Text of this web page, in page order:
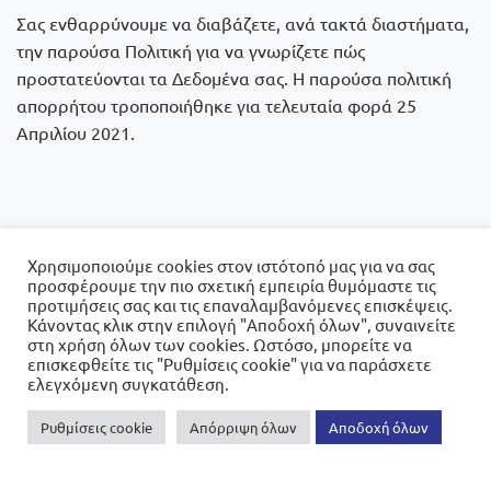
Σας ενθαρρύνουμε να διαβάζετε, ανά τακτά διαστήματα,
την παρούσα Πολιτική για να γνωρίζετε πώς
προστατεύονται τα Δεδομένα σας. Η παρούσα πολιτική
απορρήτου τροποποιήθηκε για τελευταία φορά 25
Απριλίου 2021.
0
Χρησιμοποιούμε cookies στον ιστότοπό μας για να σας
προσφέρουμε την πιο σχετική εμπειρία θυμόμαστε τις
προτιμήσεις σας και τις επαναλαμβανόμενες επισκέψεις.
Κάνοντας κλικ στην επιλογή "Αποδοχή όλων", συναινείτε
στη χρήση όλων των cookies. Ωστόσο, μπορείτε να
επισκεφθείτε τις "Ρυθμίσεις cookie" για να παράσχετε
ελεγχόμενη συγκατάθεση.
Ρυθμίσεις cookie Απόρριψη όλων Αποδοχή όλων